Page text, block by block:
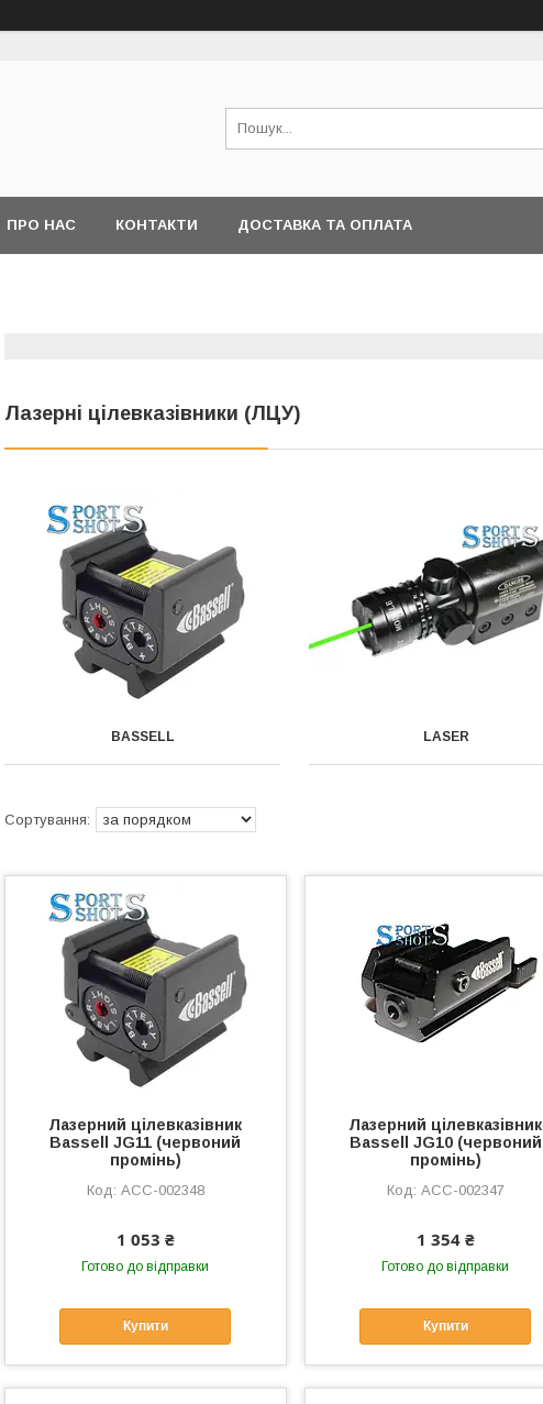
ПРО НАС КОНТАКТИ ДОСТАВКА ТА ОПЛАТА
Лазерні цілевказівники (ЛЦУ)
BASSELL LASER
Лазерний цілевказівник
Bassell JG11 (червоний
промінь)
ACC-002348
1 053 ₴
Готово до відправки
Купити
Лазерний цілевказівник
Bassell JG10 (червоний
промінь)
ACC-002347
1 354 ₴
Готово до відправки
Купити